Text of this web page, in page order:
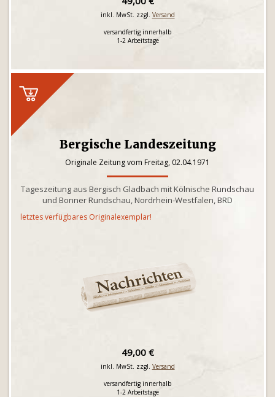
inkl. MwSt. zzgl. Versand
versandfertig innerhalb
1-2 Arbeitstage
Bergische Landeszeitung
Originale Zeitung vom Freitag, 02.04.1971
Tageszeitung aus Bergisch Gladbach mit Kölnische Rundschau
und Bonner Rundschau, Nordrhein-Westfalen, BRD
letztes verfügbares Originalexemplar!
49,00 €
inkl. MwSt. zzgl. Versand
versandfertig innerhalb
1-2 Arbeitstage